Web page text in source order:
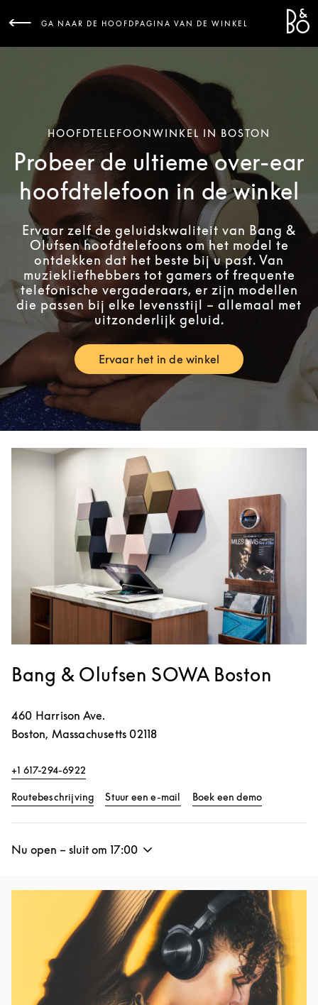
GA NAAR DE HOOFDPAGINA VAN DE WINKEL
HOOFDTELEFOONWINKEL IN BOSTON
Probeer de ultieme over-ear
hoofdtelefoon in de winkel
Ervaar zelf de geluidskwaliteit van Bang &
Olufsen hoofdtelefoons om het model te
ontdekken dat het beste bij u past. Van
muziekliefhebbers tot gamers of frequente
telefonische vergaderaars, er zijn modellen
die passen bij elke levensstijl – allemaal met
uitzonderlijk geluid.
Ervaar het in de winkel
Link Opens in New Tab
Bang & Olufsen SOWA Boston
460 Harrison Ave.
Boston, Massachusetts 02118
+1 617-294-6922
RoutebeschrijvingLink Opens in New Tab
Stuur een e-mail Boek een demo
Nu open – sluit om 17:00
Afbeelding van evenement